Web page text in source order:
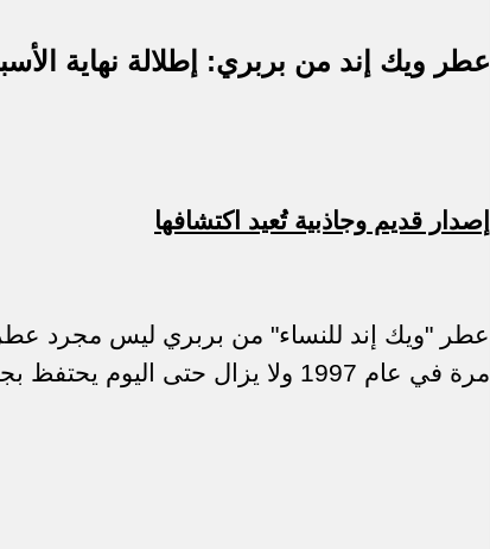
عطر ويك إند من بربري: إطلالة نهاية
إصدار قديم وجاذبية تُعيد اكتشافها
عطر "ويك إند للنساء" من بربري ليس مجرد
مرة في عام 1997 ولا يزال حتى اليوم يحتفظ بجاذبيته الخاصة وسحره الجذاب